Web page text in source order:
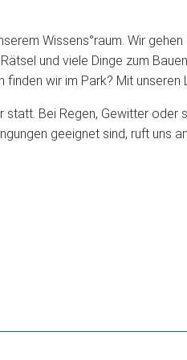
Wissens°raum. Wir
und viele Dinge zum
wir im Park? Mit
Bei Regen, Gewitter
geeignet sind, ruft uns